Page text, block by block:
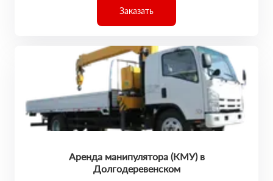
Заказать
Аренда манипулятора (КМУ) в
Долгодеревенском